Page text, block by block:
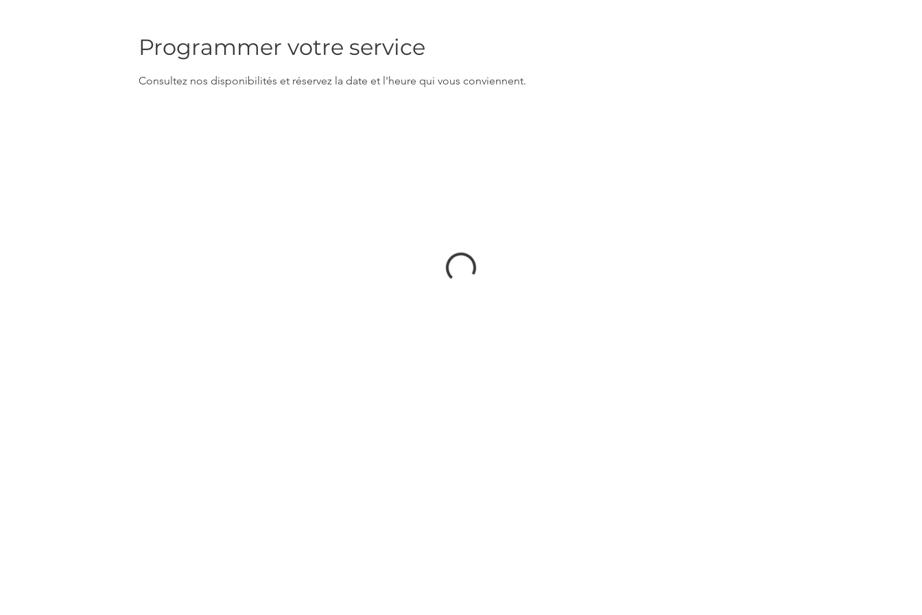
Programmer votre service
Consultez nos disponibilités et réservez la date et l'heure qui vous conviennent.